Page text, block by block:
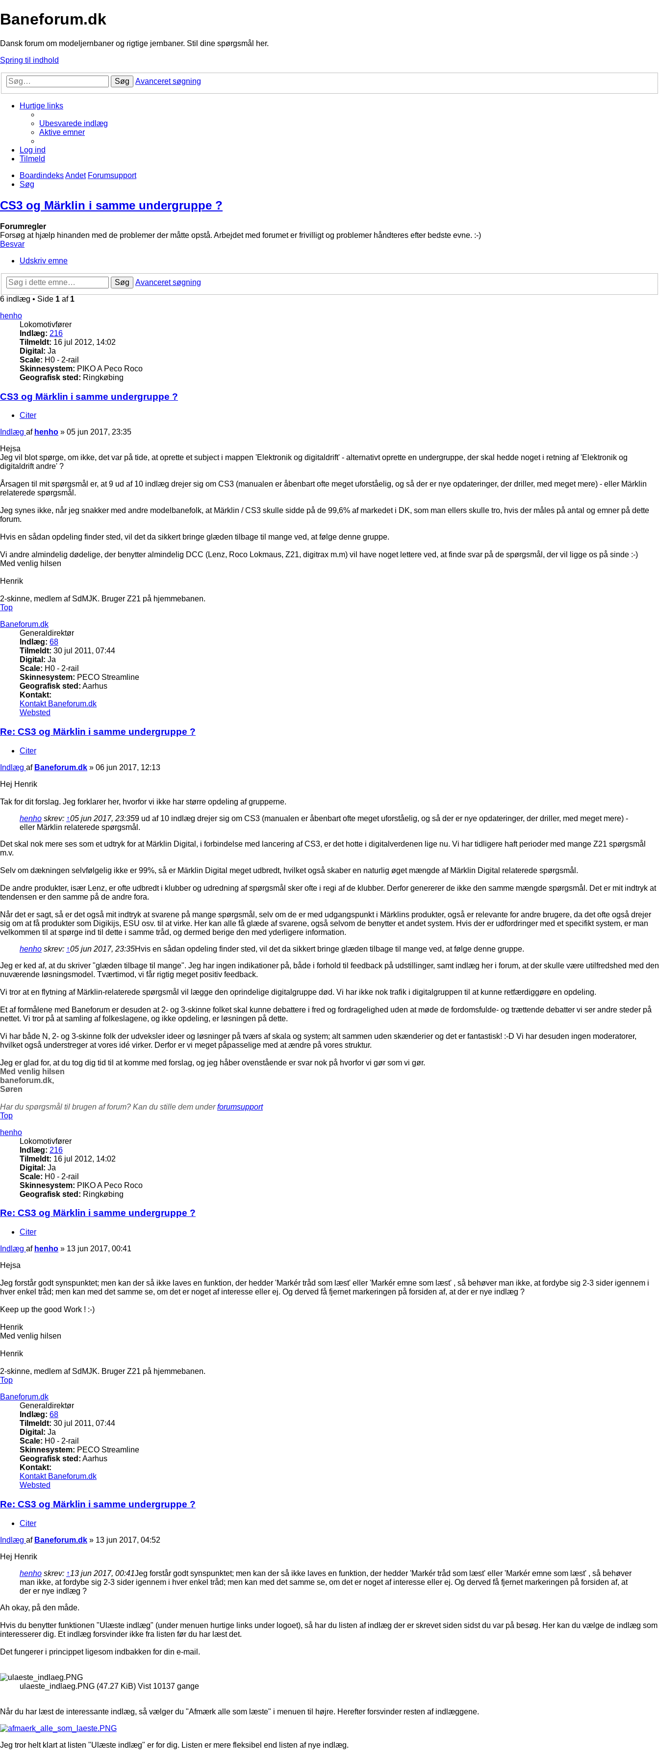
Baneforum.dk
Dansk forum om modeljernbaner og rigtige jernbaner. Stil dine spørgsmål her.
Spring til indhold
Søg Avanceret søgning
Hurtige links
Ubesvarede indlæg
Aktive emner
Log ind
Tilmeld
BoardindeksAndet Forumsupport
Søg
CS3 og Märklin i samme undergruppe ?
Forumregler
Forsøg at hjælp hinanden med de problemer der måtte opstå. Arbejdet med forumet er frivilligt og problemer håndteres efter bedste evne. :-)
Besvar
Udskriv emne
Søg
Avanceret søgning
6 indlæg • Side 1 af 1
henho
Lokomotivfører
Indlæg: 216
Tilmeldt: 16 jul 2012, 14:02
Digital: Ja
Scale: H0 - 2-rail
Skinnesystem: PIKO A Peco Roco
Geografisk sted: Ringkøbing
CS3 og Märklin i samme undergruppe ?
Citer
Indlæg af henho » 05 jun 2017, 23:35
Hejsa
Jeg vil blot spørge, om ikke, det var på tide, at oprette et subject i mappen 'Elektronik og digitaldrift' - alternativt oprette en undergruppe, der skal hedde noget i retning af 'Elektronik og
digitaldrift andre' ?
Årsagen til mit spørgsmål er, at 9 ud af 10 indlæg drejer sig om CS3 (manualen er åbenbart ofte meget uforståelig, og så der er nye opdateringer, der driller, med meget mere) - eller Märklin
relaterede spørgsmål.
Jeg synes ikke, når jeg snakker med andre modelbanefolk, at Märklin / CS3 skulle sidde på de 99,6% af markedet i DK, som man ellers skulle tro, hvis der måles på antal og emner på dette
forum.
Hvis en sådan opdeling finder sted, vil det da sikkert bringe glæden tilbage til mange ved, at følge denne gruppe.
Vi andre almindelig dødelige, der benytter almindelig DCC (Lenz, Roco Lokmaus, Z21, digitrax m.m) vil have noget lettere ved, at finde svar på de spørgsmål, der vil ligge os på sinde :-)
Med venlig hilsen
Henrik
2-skinne, medlem af SdMJK. Bruger Z21 på hjemmebanen.
Top
Baneforum.dk
Generaldirektør
Indlæg: 68
Tilmeldt: 30 jul 2011, 07:44
Digital: Ja
Scale: H0 - 2-rail
Skinnesystem: PECO Streamline
Geografisk sted: Aarhus
Kontakt:
Kontakt Baneforum.dk
Websted
Re: CS3 og Märklin i samme undergruppe ?
Citer
Indlæg af Baneforum.dk » 06 jun 2017, 12:13
Hej Henrik
Tak for dit forslag. Jeg forklarer her, hvorfor vi ikke har større opdeling af grupperne.
henho skrev: ↑05 jun 2017, 23:359 ud af 10 indlæg drejer sig om CS3 (manualen er åbenbart ofte meget uforståelig, og så der er nye opdateringer, der driller, med meget mere) -
eller Märklin relaterede spørgsmål.
Det skal nok mere ses som et udtryk for at Märklin Digital, i forbindelse med lancering af CS3, er det hotte i digitalverdenen lige nu. Vi har tidligere haft perioder med mange Z21 spørgsmål
m.v.
Selv om dækningen selvfølgelig ikke er 99%, så er Märklin Digital meget udbredt, hvilket også skaber en naturlig øget mængde af Märklin Digital relaterede spørgsmål.
De andre produkter, især Lenz, er ofte udbredt i klubber og udredning af spørgsmål sker ofte i regi af de klubber. Derfor genererer de ikke den samme mængde spørgsmål. Det er mit indtryk at
tendensen er den samme på de andre fora.
Når det er sagt, så er det også mit indtryk at svarene på mange spørgsmål, selv om de er med udgangspunkt i Märklins produkter, også er relevante for andre brugere, da det ofte også drejer
sig om at få produkter som Digikijs, ESU osv. til at virke. Her kan alle få glæde af svarene, også selvom de benytter et andet system. Hvis der er udfordringer med et specifikt system, er man
velkommen til at spørge ind til dette i samme tråd, og dermed berige den med yderligere information.
henho skrev: ↑05 jun 2017, 23:35Hvis en sådan opdeling finder sted, vil det da sikkert bringe glæden tilbage til mange ved, at følge denne gruppe.
Jeg er ked af, at du skriver "glæden tilbage til mange". Jeg har ingen indikationer på, både i forhold til feedback på udstillinger, samt indlæg her i forum, at der skulle være utilfredshed med den
nuværende løsningsmodel. Tværtimod, vi får rigtig meget positiv feedback.
Vi tror at en flytning af Märklin-relaterede spørgsmål vil lægge den oprindelige digitalgruppe død. Vi har ikke nok trafik i digitalgruppen til at kunne retfærdiggøre en opdeling.
Et af formålene med Baneforum er desuden at 2- og 3-skinne folket skal kunne debattere i fred og fordragelighed uden at møde de fordomsfulde- og trættende debatter vi ser andre steder på
nettet. Vi tror på at samling af folkeslagene, og ikke opdeling, er løsningen på dette.
Vi har både N, 2- og 3-skinne folk der udveksler ideer og løsninger på tværs af skala og system; alt sammen uden skænderier og det er fantastisk! :-D Vi har desuden ingen moderatorer,
hvilket også understreger at vores idé virker. Derfor er vi meget påpasselige med at ændre på vores struktur.
Jeg er glad for, at du tog dig tid til at komme med forslag, og jeg håber ovenstående er svar nok på hvorfor vi gør som vi gør.
Med venlig hilsen
baneforum.dk,
Søren
Har du spørgsmål til brugen af forum? Kan du stille dem underforumsupport
Top
henho
Lokomotivfører
Indlæg: 216
Tilmeldt: 16 jul 2012, 14:02
Digital: Ja
Scale: H0 - 2-rail
Skinnesystem: PIKO A Peco Roco
Geografisk sted: Ringkøbing
Re: CS3 og Märklin i samme undergruppe ?
Citer
Indlæg af henho » 13 jun 2017, 00:41
Hejsa
Jeg forstår godt synspunktet; men kan der så ikke laves en funktion, der hedder 'Markér tråd som læst' eller 'Markér emne som læst' , så behøver man ikke, at fordybe sig 2-3 sider igennem i
hver enkel tråd; men kan med det samme se, om det er noget af interesse eller ej. Og derved få fjernet markeringen på forsiden af, at der er nye indlæg ?
Keep up the good Work ! :-)
Henrik
Med venlig hilsen
Henrik
2-skinne, medlem af SdMJK. Bruger Z21 på hjemmebanen.
Top
Baneforum.dk
Generaldirektør
Indlæg: 68
Tilmeldt: 30 jul 2011, 07:44
Digital: Ja
Scale: H0 - 2-rail
Skinnesystem: PECO Streamline
Geografisk sted: Aarhus
Kontakt:
Kontakt Baneforum.dk
Websted
Re: CS3 og Märklin i samme undergruppe ?
Citer
Indlæg af Baneforum.dk » 13 jun 2017, 04:52
Hej Henrik
henho skrev: ↑13 jun 2017, 00:41Jeg forstår godt synspunktet; men kan der så ikke laves en funktion, der hedder 'Markér tråd som læst' eller 'Markér emne som læst' , så behøver
man ikke, at fordybe sig 2-3 sider igennem i hver enkel tråd; men kan med det samme se, om det er noget af interesse eller ej. Og derved få fjernet markeringen på forsiden af, at
der er nye indlæg ?
Ah okay, på den måde.
Hvis du benytter funktionen "Ulæste indlæg" (under menuen hurtige links under logoet), så har du listen af indlæg der er skrevet siden sidst du var på besøg. Her kan du vælge de indlæg som
interesserer dig. Et indlæg forsvinder ikke fra listen før du har læst det.
Det fungerer i princippet ligesom indbakken for din e-mail.
ulaeste_indlaeg.PNG (47.27 KiB) Vist 10137 gange
Når du har læst de interessante indlæg, så vælger du "Afmærk alle som læste" i menuen til højre. Herefter forsvinder resten af indlæggene.
Jeg tror helt klart at listen "Ulæste indlæg" er for dig. Listen er mere fleksibel end listen af nye indlæg.